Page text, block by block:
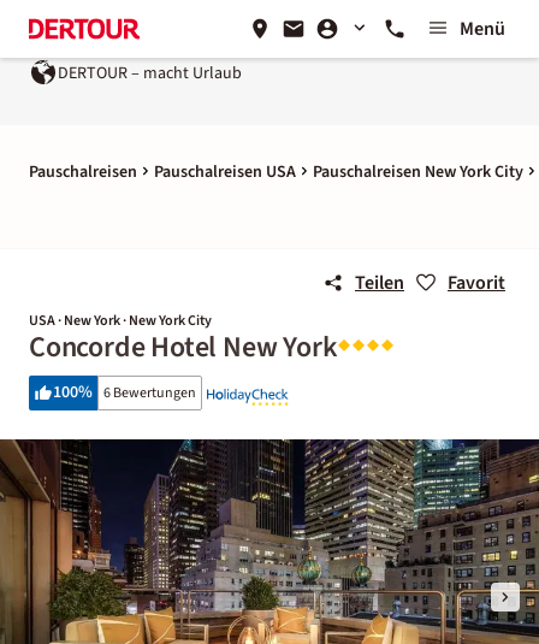
Menü
DERTOUR – macht Urlaub
Pauschalreisen Pauschalreisen USA Pauschalreisen New York City
Teilen Favorit
USA · New York · New York City
Concorde Hotel New York
100% 6 Bewertungen